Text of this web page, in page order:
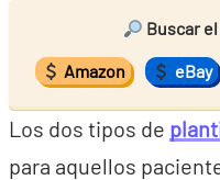
Buscar
Amazon eBay
Los dos tipos de
para aquellos